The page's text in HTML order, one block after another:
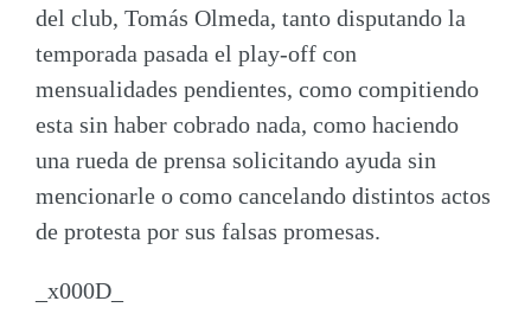
del club, Tomás Olmeda, tanto disputando la
temporada pasada el play-off con
mensualidades pendientes, como compitiendo
esta sin haber cobrado nada, como haciendo
una rueda de prensa solicitando ayuda sin
mencionarle o como cancelando distintos actos
de protesta por sus falsas promesas.
_x000D_